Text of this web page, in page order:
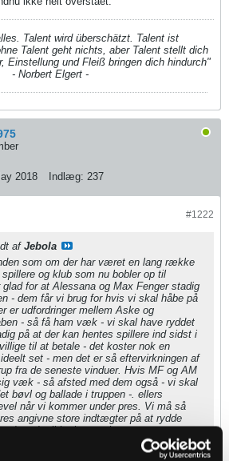
Talent wird überschätzt. Talent ist
Talent geht nichts, aber Talent stellt dich
Einstellung und Fleiß bringen dich hindurch"
- Norbert Elgert -
2018 Indlæg: 237
#1222
af Jebola
som om der har været en lang række
og klub som nu bobler op til
glad for at Alessana og Max Fenger stadig
- dem får vi brug for hvis vi skal håbe på
er udfordringer mellem Aske og
- så få ham væk - vi skal have ryddet
på at der kan hentes spillere ind sidst i
til at betale - det koster nok en
set - men det er så eftervirkningen af
fra de seneste vinduer. Hvis MF og AM
væk - så afsted med dem også - vi skal
bøvl og ballade i truppen -. ellers
når vi kommer under pres. Vi må så
angivne store indtægter på at rydde
dem der ikke kan sælges - om
ud ( det er naturligvis sidst i vinduet -
først) og hold dem væk fra truppen indtil